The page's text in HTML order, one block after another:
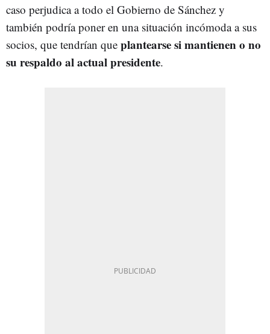
caso perjudica a todo el Gobierno de Sánchez y
también podría poner en una situación incómoda a sus
socios, que tendrían que plantearse si mantienen o no
su respaldo al actual presidente.